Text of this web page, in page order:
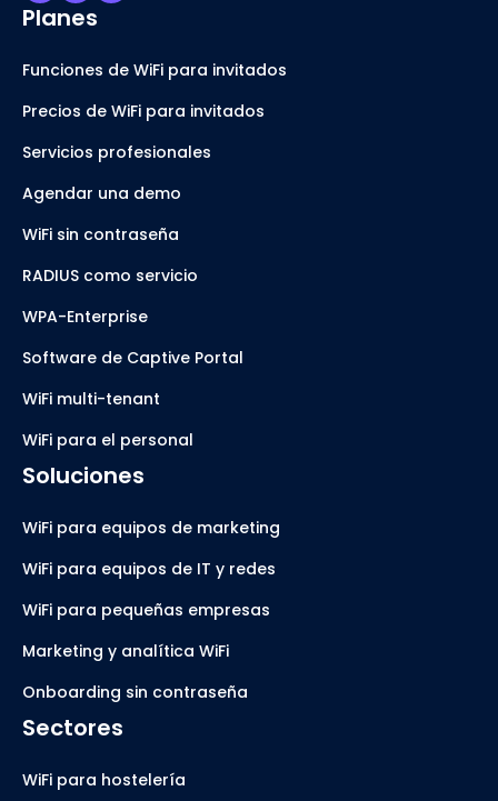
Planes
Funciones de WiFi para invitados
Precios de WiFi para invitados
Servicios profesionales
Agendar una demo
WiFi sin contraseña
RADIUS como servicio
WPA-Enterprise
Software de Captive Portal
WiFi multi-tenant
WiFi para el personal
Soluciones
WiFi para equipos de marketing
WiFi para equipos de IT y redes
WiFi para pequeñas empresas
Marketing y analítica WiFi
Onboarding sin contraseña
Sectores
WiFi para hostelería